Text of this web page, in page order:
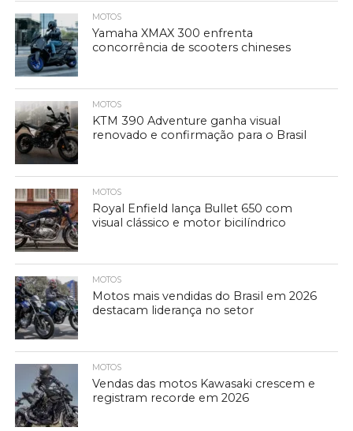
MOTOS
Yamaha XMAX 300 enfrenta
concorrência de scooters chineses
MOTOS
KTM 390 Adventure ganha visual
renovado e confirmação para o Brasil
MOTOS
Royal Enfield lança Bullet 650 com
visual clássico e motor bicilíndrico
MOTOS
Motos mais vendidas do Brasil em 2026
destacam liderança no setor
MOTOS
Vendas das motos Kawasaki crescem e
registram recorde em 2026